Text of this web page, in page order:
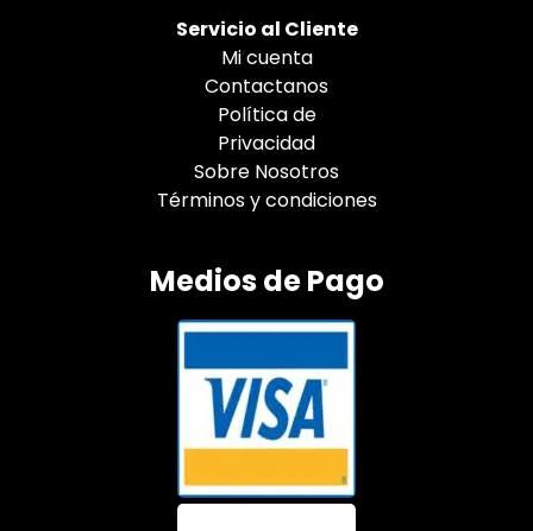
Servicio al Cliente
Mi cuenta
Contactanos
Política de
Privacidad
Sobre Nosotros
Términos y condiciones
Medios de Pago